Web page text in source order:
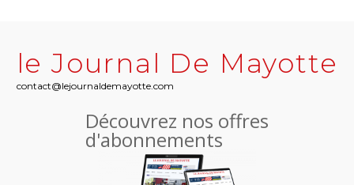
le Journal De Mayotte
contact@lejournaldemayotte.com
Découvrez nos offres
d'abonnements